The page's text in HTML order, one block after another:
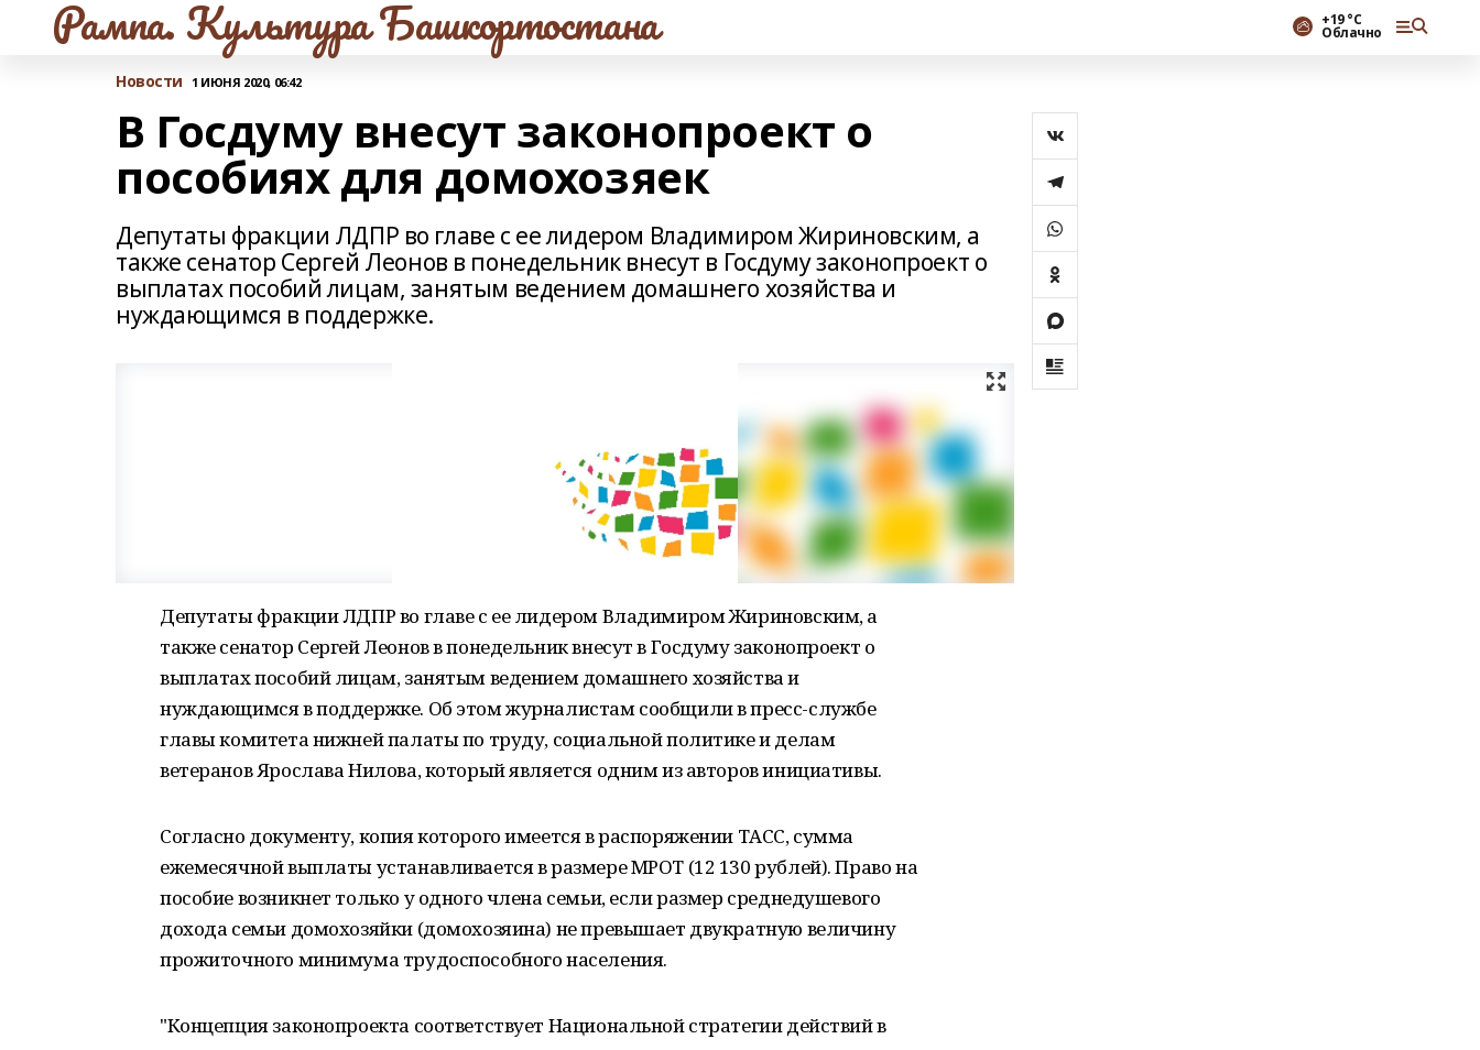
Рампа. Культура Башкортостана +19 °С
Облачно
Новости 1 ИЮНЯ 2020, 06:42
В Госдуму внесут законопроект о
пособиях для домохозяек
Депутаты фракции ЛДПР во главе с ее лидером Владимиром Жириновским, а
также сенатор Сергей Леонов в понедельник внесут в Госдуму законопроект о
выплатах пособий лицам, занятым ведением домашнего хозяйства и
нуждающимся в поддержке.
Депутаты фракции ЛДПР во главе с ее лидером Владимиром Жириновским, а
также сенатор Сергей Леонов в понедельник внесут в Госдуму законопроект о
выплатах пособий лицам, занятым ведением домашнего хозяйства и
нуждающимся в поддержке. Об этом журналистам сообщили в пресс-службе
главы комитета нижней палаты по труду, социальной политике и делам
ветеранов Ярослава Нилова, который является одним из авторов инициативы.
Согласно документу, копия которого имеется в распоряжении ТАСС, сумма
ежемесячной выплаты устанавливается в размере МРОТ (12 130 рублей). Право на
пособие возникнет только у одного члена семьи, если размер среднедушевого
дохода семьи домохозяйки (домохозяина) не превышает двукратную величину
прожиточного минимума трудоспособного населения.
"Концепция законопроекта соответствует Национальной стратегии действий в